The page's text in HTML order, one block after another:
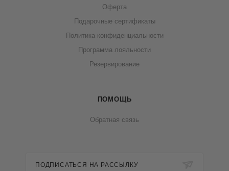
Оферта
Подарочные сертификаты
Политика конфиденциальности
Программа лояльности
Резервирование
ПОМОЩЬ
Обратная связь
ПОДПИСАТЬСЯ НА РАССЫЛКУ